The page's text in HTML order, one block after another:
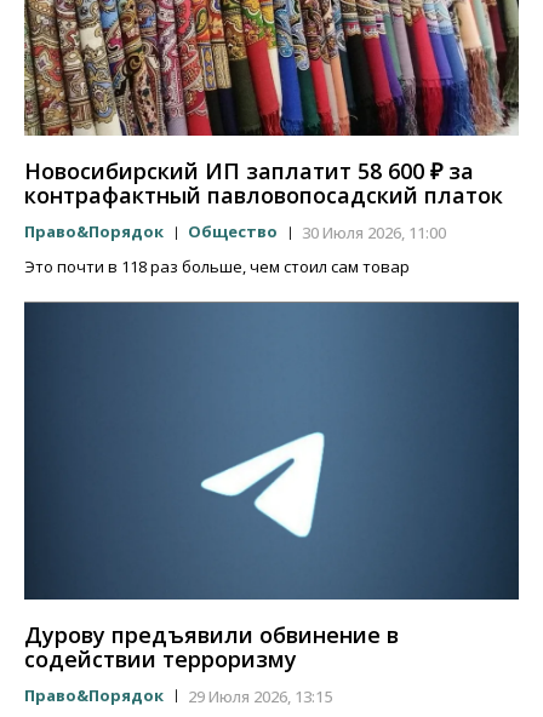
Новосибирский ИП заплатит 58 600 ₽ за
контрафактный павловопосадский платок
Право&Порядок Общество
30 Июля 2026, 11:00
Это почти в 118 раз больше, чем стоил сам товар
Дурову предъявили обвинение в
содействии терроризму
Право&Порядок
29 Июля 2026, 13:15